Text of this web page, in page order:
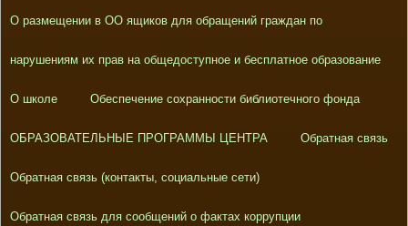
О размещении в ОО ящиков для обращений граждан по
нарушениям их прав на общедоступное и бесплатное образование
О школе Обеспечение сохранности библиотечного фонда
ОБРАЗОВАТЕЛЬНЫЕ ПРОГРАММЫ ЦЕНТРА Обратная связь
Обратная связь (контакты, социальные сети)
Обратная связь для сообщений о фактах коррупции